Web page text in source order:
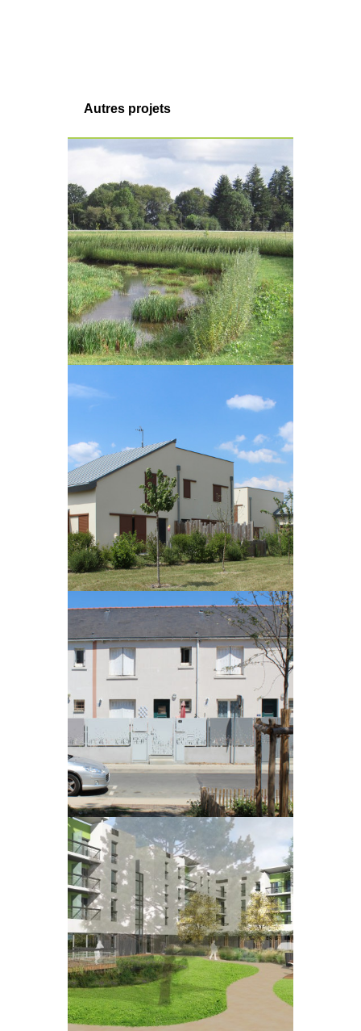
Autres projets